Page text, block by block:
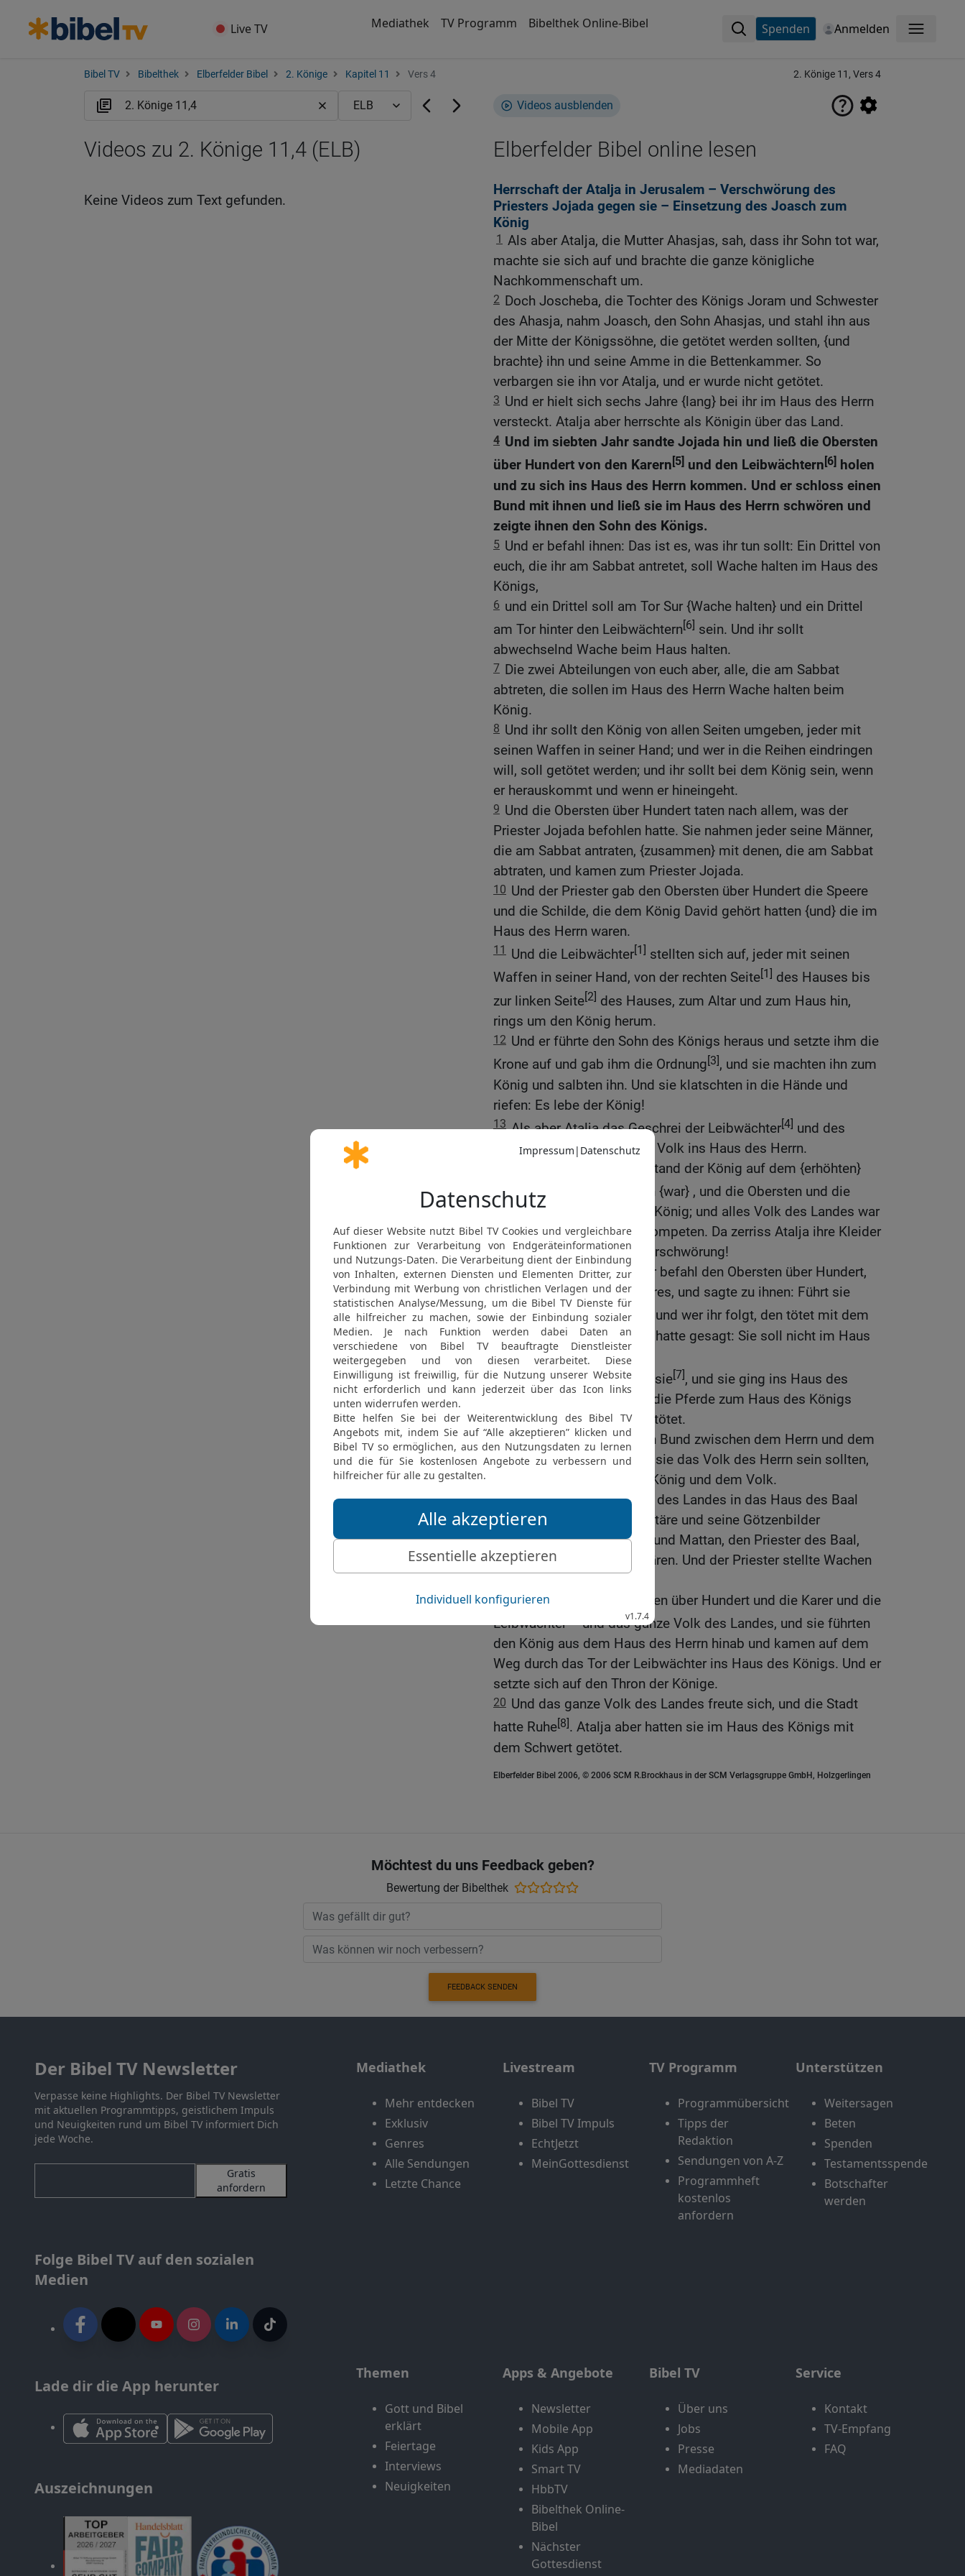
Live TV Mediathek TV Programm Bibelthek Online-Bibel Spenden Anmelden Menü
Bibel TV Bibelthek Elberfelder Bibel 2. Könige Kapitel 11 Vers 4 2. Könige 11, Vers 4
Videos ausblenden
Elberfelder Bibel online lesen
Herrschaft der Atalja in Jerusalem – Verschwörung des
Priesters Jojada gegen sie – Einsetzung des Joasch zum
König
1 Als aber Atalja, die Mutter Ahasjas, sah, dass ihr Sohn tot war,
machte sie sich auf und brachte die ganze königliche
Nachkommenschaft um.
2 Doch Joscheba, die Tochter des Königs Joram und Schwester
des Ahasja, nahm Joasch, den Sohn Ahasjas, und stahl ihn aus
der Mitte der Königssöhne, die getötet werden sollten, {und
brachte} ihn und seine Amme in die Bettenkammer. So
verbargen sie ihn vor Atalja, und er wurde nicht getötet.
3 Und er hielt sich sechs Jahre {lang} bei ihr im Haus des Herrn
versteckt. Atalja aber herrschte als Königin über das Land.
4 Und im siebten Jahr sandte Jojada hin und ließ die Obersten
über Hundert von den Karern [5] und den Leibwächtern [6] holen
und zu sich ins Haus des Herrn kommen. Und er schloss einen
Bund mit ihnen und ließ sie im Haus des Herrn schwören und
zeigte ihnen den Sohn des Königs.
5 Und er befahl ihnen: Das ist es, was ihr tun sollt: Ein Drittel von
euch, die ihr am Sabbat antretet, soll Wache halten im Haus des
Königs,
6 und ein Drittel soll am Tor Sur {Wache halten} und ein Drittel
am Tor hinter den Leibwächtern[6] sein. Und ihr sollt
abwechselnd Wache beim Haus halten.
7 Die zwei Abteilungen von euch aber, alle, die am Sabbat
abtreten, die sollen im Haus des Herrn Wache halten beim
König.
8 Und ihr sollt den König von allen Seiten umgeben, jeder mit
seinen Waffen in seiner Hand; und wer in die Reihen eindringen
will, soll getötet werden; und ihr sollt bei dem König sein, wenn
er herauskommt und wenn er hineingeht.
9 Und die Obersten über Hundert taten nach allem, was der
Priester Jojada befohlen hatte. Sie nahmen jeder seine Männer,
die am Sabbat antraten, {zusammen} mit denen, die am Sabbat
abtraten, und kamen zum Priester Jojada.
10 Und der Priester gab den Obersten über Hundert die Speere
und die Schilde, die dem König David gehört hatten {und} die im
Haus des Herrn waren.
11 Und die Leibwächter[1] stellten sich auf, jeder mit seinen
Waffen in seiner Hand, von der rechten Seite[1] des Hauses bis
zur linken Seite[2] des Hauses, zum Altar und zum Haus hin,
rings um den König herum.
12 Und er führte den Sohn des Königs heraus und setzte ihm die
Krone auf und gab ihm die Ordnung[3], und sie machten ihn zum
König und salbten ihn. Und sie klatschten in die Hände und
riefen: Es lebe der König!
13 Als aber Atalja das Geschrei der Leibwächter[4] und des
Volkes hörte, kam sie zum Volk ins Haus des Herrn.
Und sie sah: Siehe, da stand der König auf dem {erhöhten}
Standort
, wie {es} Brauch {war} , und die Obersten und die
Trompeter {standen} beim König; und alles Volk des Landes war
fröhlich und stieß in die Trompeten. Da zerriss Atalja ihre Kleider
und rief: Verschwörung, Verschwörung!
15 Der Priester Jojada aber befahl den Obersten über Hundert,
den Vorgesetzten des Heeres, und sagte zu ihnen: Führt sie
durch die Reihen [6]hinaus, und wer ihr folgt, den tötet mit dem
Schwert! Denn der Priester hatte gesagt: Sie soll nicht im Haus
des Herrn getötet werden.
16 Und sie legten Hand an sie[7], und sie ging ins Haus des
Königs auf dem Weg, den die Pferde zum Haus des Königs
nehmen. Dort wurde sie getötet.
17 Und Jojada schloss den Bund zwischen dem Herrn und dem
König und dem Volk, dass sie das Volk des Herrn sein sollten,
und {auch} zwischen dem König und dem Volk.
18 Da ging das ganze Volk des Landes in das Haus des Baal
und riss es nieder; seine Altäre und seine Götzenbilder
zerschlugen sie gründlich; und Mattan, den Priester des Baal,
erschlugen sie vor den Altären. Und der Priester stellte Wachen
19 Und er nahm die Obersten über Hundert und die Karer und die
Leibwächter
und das ganze Volk des Landes, und sie führten
den König aus dem Haus des Herrn hinab und kamen auf dem
Weg durch das Tor der Leibwächter ins Haus des Königs. Und er
setzte sich auf den Thron der Könige.
20 Und das ganze Volk des Landes freute sich, und die Stadt
hatte Ruhe[8]. Atalja aber hatten sie im Haus des Königs mit
dem Schwert getötet.
Elberfelder Bibel 2006, © 2006 SCM R.Brockhaus in der SCM Verlagsgruppe GmbH, Holzgerlingen
Videos zu 2. Könige 11,4 (ELB)
Keine Videos zum Text gefunden.
Möchtest du uns Feedback geben?
Bewertung der Bibelthek
FEEDBACK SENDEN
Der Bibel TV Newsletter
Verpasse keine Highlights. Der Bibel TV Newsletter
mit aktuellen Programmtipps, geistlichem Impuls
und Neuigkeiten rund um Bibel TV informiert Dich
jede Woche.
Gratis
anfordern
Folge Bibel TV auf den sozialen
Medien
Lade dir die App herunter
Auszeichnungen
Mediathek
Mehr entdecken
Exklusiv
Genres
Alle Sendungen
Letzte Chance
Livestream
Bibel TV
Bibel TV Impuls
EchtJetzt
MeinGottesdienst
TV Programm
Programmübersicht
Tipps der
Redaktion
Sendungen von A-Z
Programmheft
kostenlos
anfordern
Unterstützen
Weitersagen
Beten
Spenden
Testamentsspende
Botschafter
werden
Themen
Gott und Bibel
erklärt
Feiertage
Interviews
Neuigkeiten
Apps & Angebote
Newsletter
Mobile App
Kids App
Smart TV
HbbTV
Bibelthek Online-
Bibel
Nächster
Gottesdienst
Bibel TV
Über uns
Jobs
Presse
Mediadaten
Service
Kontakt
TV-Empfang
FAQ